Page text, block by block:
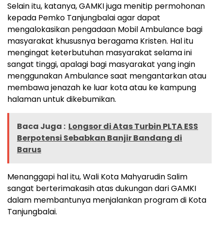
Selain itu, katanya, GAMKI juga menitip permohonan
kepada Pemko Tanjungbalai agar dapat
mengalokasikan pengadaan Mobil Ambulance bagi
masyarakat khususnya beragama Kristen. Hal itu
mengingat keterbutuhan masyarakat selama ini
sangat tinggi, apalagi bagi masyarakat yang ingin
menggunakan Ambulance saat mengantarkan atau
membawa jenazah ke luar kota atau ke kampung
halaman untuk dikebumikan.
Baca Juga : Longsor di Atas Turbin PLTA ESS
Berpotensi Sebabkan Banjir Bandang di
Barus
Menanggapi hal itu, Wali Kota Mahyarudin Salim
sangat berterimakasih atas dukungan dari GAMKI
dalam membantunya menjalankan program di Kota
Tanjungbalai.